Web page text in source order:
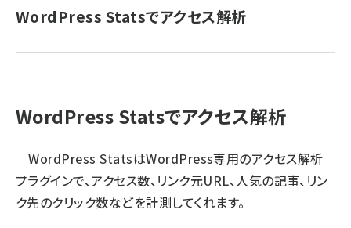
加藤銘のチーム貢献～仲間と築いた勝利の絆～ (2315)
genai (1484)
abc123 (1360)
ai crunch (1355)
WordPress Statsでアクセス解析
WordPress Statsでアクセス解析
WordPress StatsはWordPress専用のアクセス解析
プラグインで、アクセス数、リンク元URL、人気の記事、リン
ク先のクリック数などを計測してくれます。